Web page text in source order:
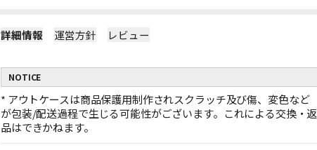
詳細情報 運営方針 レビュー
NOTICE
* アウトケースは商品保護用制作されスクラッチ及び傷、変色など
が包装/配送過程で生じる可能性がございます。これによる交換・返
品はできかねます。